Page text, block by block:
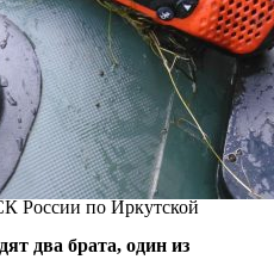
России по Иркутской
два брата, один из